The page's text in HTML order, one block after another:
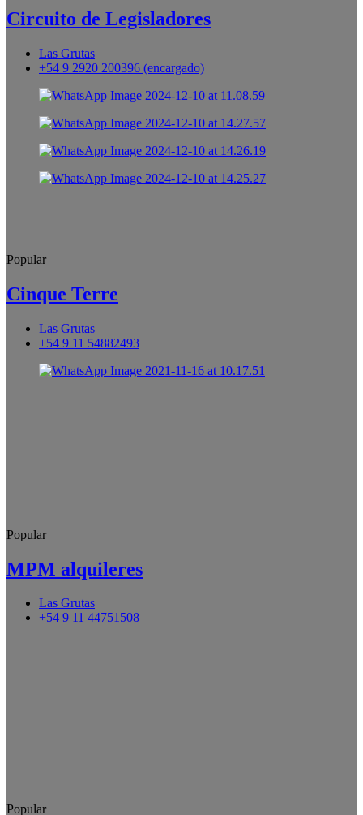
Circuito de Legisladores
Las Grutas
+54 9 2920 200396 (encargado)
Popular
Cinque Terre
Las Grutas
+54 9 11 54882493
Popular
MPM alquileres
Las Grutas
+54 9 11 44751508
Popular